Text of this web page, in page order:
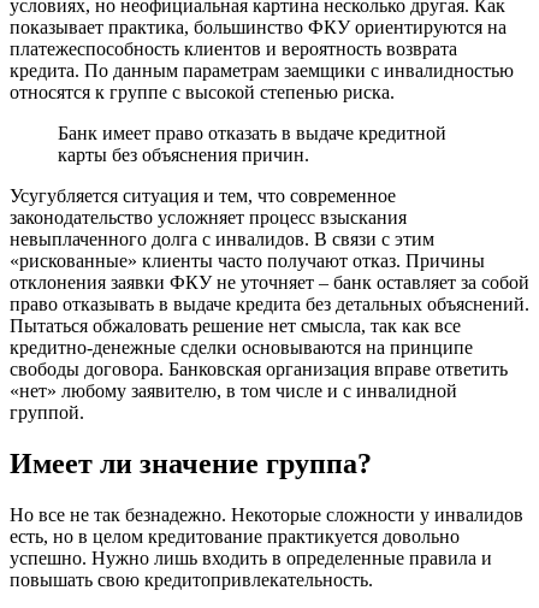
условиях, но неофициальная картина несколько другая. Как
показывает практика, большинство ФКУ ориентируются на
платежеспособность клиентов и вероятность возврата
кредита. По данным параметрам заемщики с инвалидностью
относятся к группе с высокой степенью риска.
Банк имеет право отказать в выдаче кредитной
карты без объяснения причин.
Усугубляется ситуация и тем, что современное
законодательство усложняет процесс взыскания
невыплаченного долга с инвалидов. В связи с этим
«рискованные» клиенты часто получают отказ. Причины
отклонения заявки ФКУ не уточняет – банк оставляет за собой
право отказывать в выдаче кредита без детальных объяснений.
Пытаться обжаловать решение нет смысла, так как все
кредитно-денежные сделки основываются на принципе
свободы договора. Банковская организация вправе ответить
«нет» любому заявителю, в том числе и с инвалидной
группой.
Имеет ли значение группа?
Но все не так безнадежно. Некоторые сложности у инвалидов
есть, но в целом кредитование практикуется довольно
успешно. Нужно лишь входить в определенные правила и
повышать свою кредитопривлекательность.